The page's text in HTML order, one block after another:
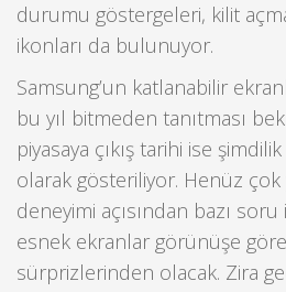
durumu göstergeleri, kilit
ikonları da bulunuyor.
Samsung’un katlanabilir
bu yıl bitmeden tanıtması
piyasaya çıkış tarihi ise
olarak gösteriliyor. Henüz çok
deneyimi açısından bazı soru
esnek ekranlar görünüşe göre
sürprizlerinden olacak. Zira